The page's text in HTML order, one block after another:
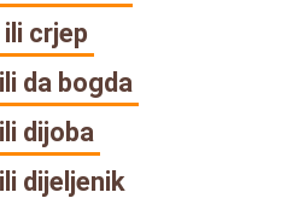
crjep
da bogda
dijoba
dijeljenik